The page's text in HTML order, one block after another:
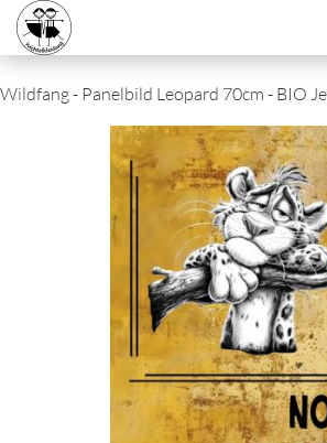
Wildfang - Panelbild Leopard 70cm - BIO